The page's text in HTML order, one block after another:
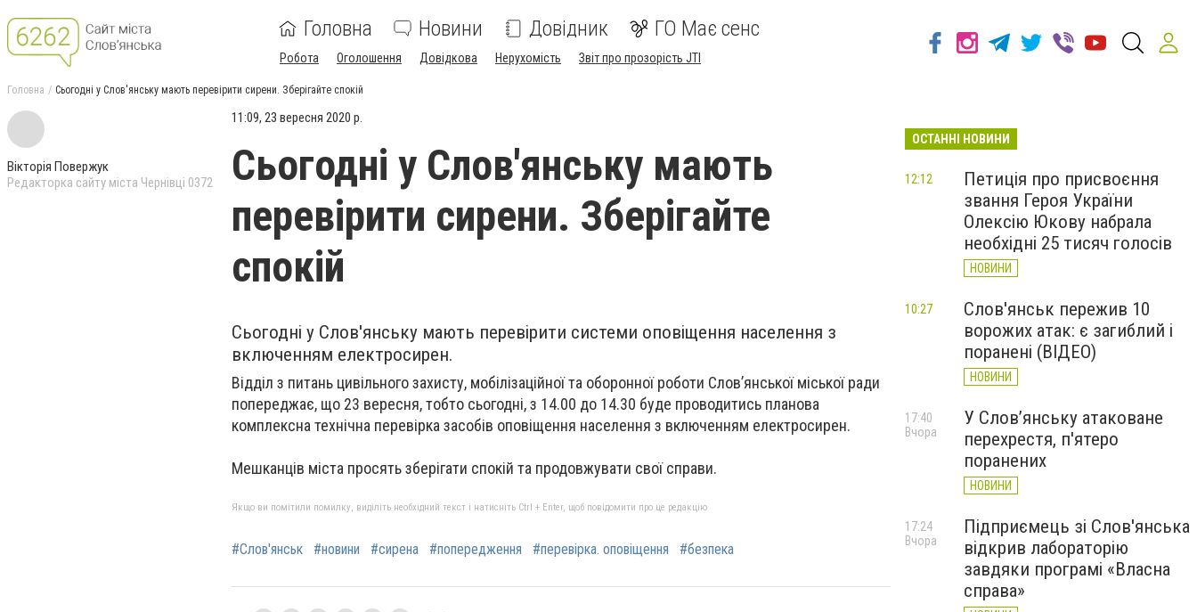
Головна Новини Довідник ГО Має сенс
Робота Оголошення Довідкова Нерухомість Звіт про прозорість JTI
Головна Сьогодні у Слов'янську мають перевірити сирени. Зберігайте спокій
Вікторія Повержук
Редакторка сайту міста Чернівці 0372
11:09, 23 вересня 2020 р.
Сьогодні у Слов'янську мають
перевірити сирени. Зберігайте
спокій
Сьогодні у Слов'янську мають перевірити системи оповіщення населення з
включенням електросирен.
Відділ з питань цивільного захисту, мобілізаційної та оборонної роботи Слов’янської міської ради
попереджає, що 23 вересня, тобто сьогодні, з 14.00 до 14.30 буде проводитись планова
комплексна технічна перевірка засобів оповіщення населення з включенням електросирен.
Мешканців міста просять зберігати спокій та продовжувати свої справи.
Якщо ви помітили помилку, виділіть необхідний текст і натисніть Ctrl + Enter, щоб повідомити про це редакцію
#Слов'янськ #новини #сирена #попередження #перевірка. оповіщення #безпека
ОСТАННІ НОВИНИ
Петиція про присвоєння
звання Героя України
Олексію Юкову набрала
необхідні 25 тисяч голосів
НОВИНИ
12:12
Слов'янськ пережив 10
ворожих атак: є загиблий і
поранені (ВІДЕО)
НОВИНИ
10:27
У Слов’янську атаковане
перехрестя, п'ятеро
поранених
НОВИНИ
17:40
Вчора
Підприємець зі Слов'янська
відкрив лабораторію
завдяки програмі «Власна
справа»
17:24
Вчора